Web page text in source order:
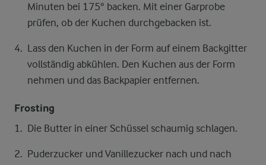
Minuten bei 175° backen. Mit einer Garprobe
prüfen, ob der Kuchen durchgebacken ist.
Lass den Kuchen in der Form auf einem Backgitter
vollständig abkühlen. Den Kuchen aus der Form
nehmen und das Backpapier entfernen.
Frosting
Die Butter in einer Schüssel schaumig schlagen.
Puderzucker und Vanillezucker nach und nach